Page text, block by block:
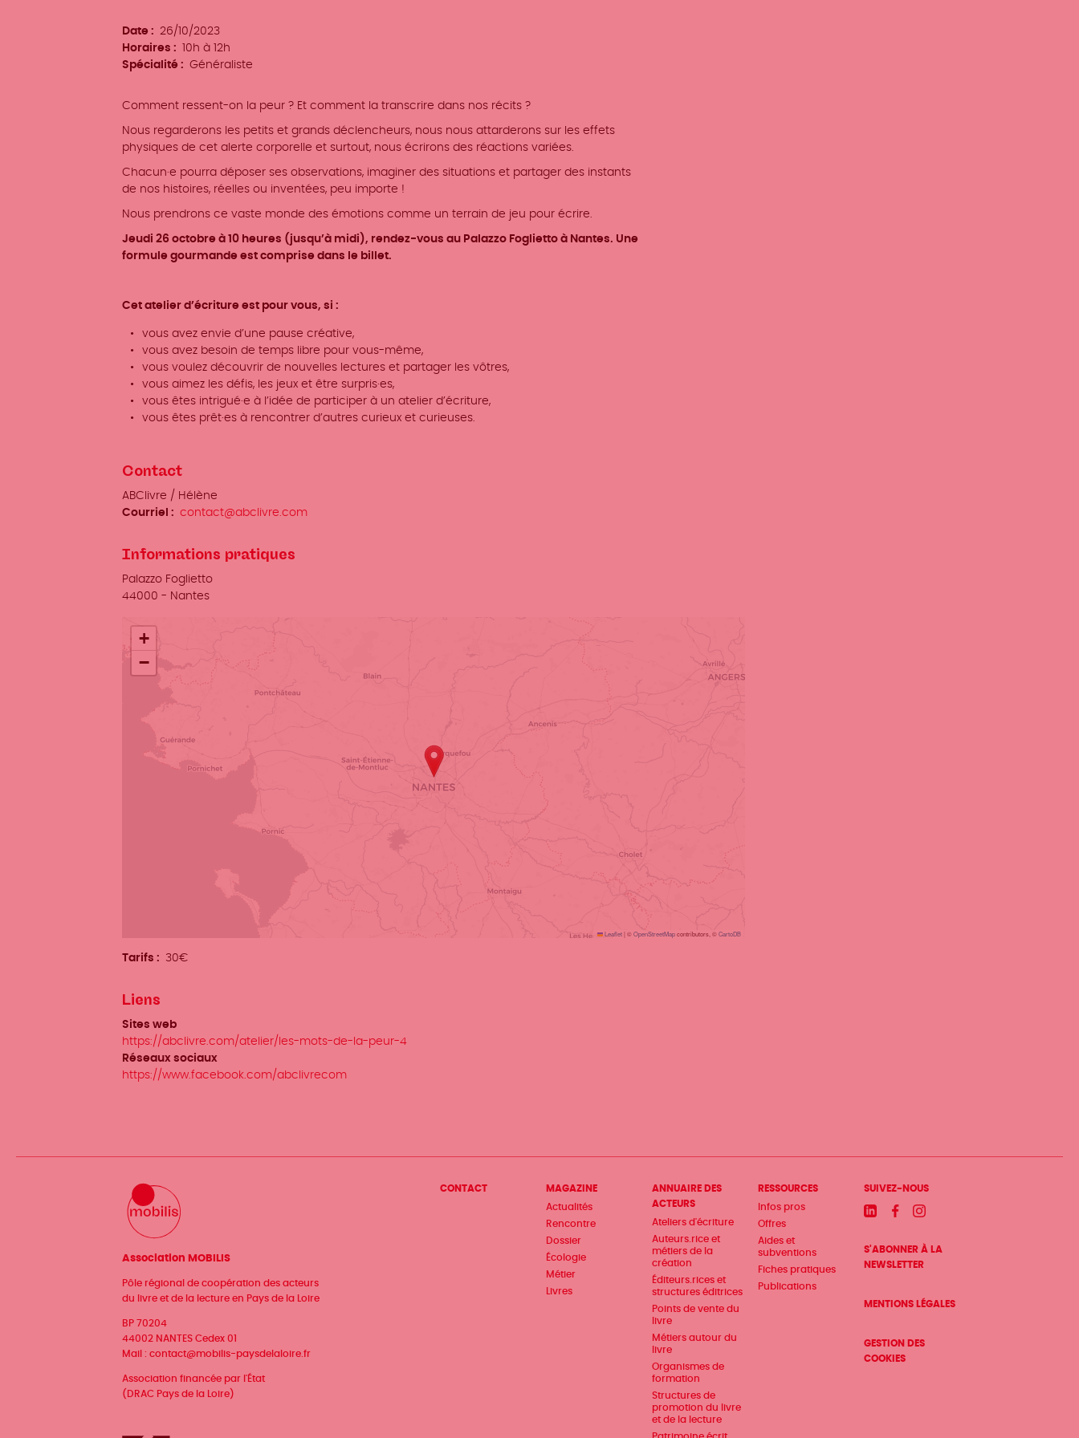
Date
26/10/2023
Horaires
10h à 12h
Spécialité
Généraliste
Comment ressent-on la peur ? Et comment la transcrire dans nos récits ?
Nous regarderons les petits et grands déclencheurs, nous nous attarderons sur les effets
physiques de cet alerte corporelle et surtout, nous écrirons des réactions variées.
Chacun·e pourra déposer ses observations, imaginer des situations et partager des instants
de nos histoires, réelles ou inventées, peu importe !
Nous prendrons ce vaste monde des émotions comme un terrain de jeu pour écrire.
Jeudi 26 octobre à 10 heures (jusqu’à midi), rendez-vous au Palazzo Foglietto à Nantes. Une
formule gourmande est comprise dans le billet.
Cet atelier d’écriture est pour vous, si :
vous avez envie d’une pause créative,
vous avez besoin de temps libre pour vous-même,
vous voulez découvrir de nouvelles lectures et partager les vôtres,
vous aimez les défis, les jeux et être surpris·es,
vous êtes intrigué·e à l’idée de participer à un atelier d’écriture,
vous êtes prêt·es à rencontrer d’autres curieux et curieuses.
Contact
Organisateur
/
Nom
ABClivre / Hélène
Courriel
contact@abclivre.com
Informations pratiques
Lieu
Palazzo Foglietto
Ville
44000 - Nantes
+
−
Leaflet| ©OpenStreetMapcontributors, ©CartoDB
Tarifs 30€
Liens
Sites web
https://abclivre.com/atelier/les-mots-de-la-peur-4
Réseaux sociaux
https://www.facebook.com/abclivrecom
Association MOBILIS
Pôle régional de coopération des acteurs
du livre et de la lecture en Pays de la Loire
BP 70204
44002 NANTES Cedex 01
Mail : contact@mobilis-paysdelaloire.fr
Association financée par l'État
(DRAC Pays de la Loire)
Menu
CONTACT
MAGAZINE
Actualités
Rencontre
Dossier
Écologie
Métier
Livres
ANNUAIRE DES
ACTEURS
Ateliers d'écriture
Auteurs.rice et
métiers de la
création
Éditeurs.rices et
structures éditrices
Points de vente du
livre
Métiers autour du
livre
Organismes de
formation
Structures de
promotion du livre
et de la lecture
RESSOURCES
Infos pros
Offres
Aides et
subventions
Fiches pratiques
Publications
SUIVEZ-NOUS
LinkedinFacebookInstagram
S'ABONNER À LA
NEWSLETTER
MENTIONS LÉGALES
GESTION DES
COOKIES